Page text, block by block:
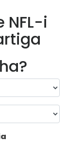
i